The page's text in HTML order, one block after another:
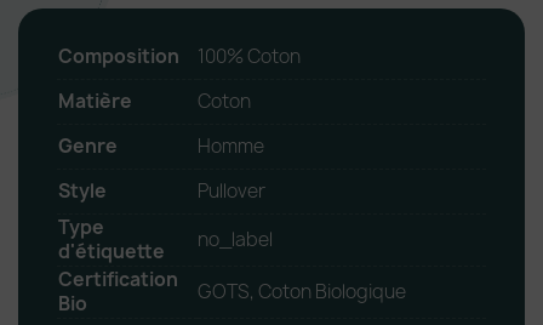
Composition
100% Coton
Matière
Coton
Genre
Homme
Style
Pullover
Type
d'étiquette
no_label
Certification
Bio
GOTS, Coton Biologique